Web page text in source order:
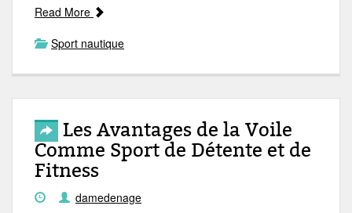
Read More
Sport nautique
Les Avantages de la Voile
Comme Sport de Détente et de
Fitness
damedenage